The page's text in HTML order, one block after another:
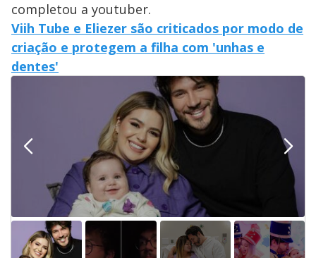
completou a youtuber.
Viih Tube e Eliezer são criticados por modo de
criação e protegem a filha com 'unhas e
dentes'